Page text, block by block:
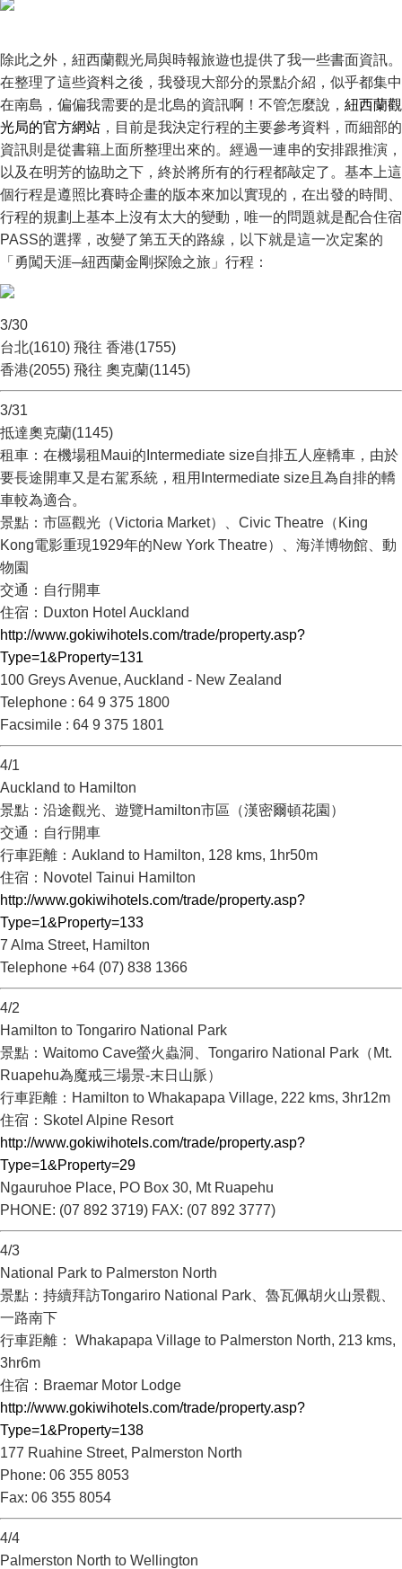
除此之外，紐西蘭觀光局與時報旅遊也提供了我一些書面資訊。
在整理了這些資料之後，我發現大部分的景點介紹，似乎都集中
在南島，偏偏我需要的是北島的資訊啊！不管怎麼說， 紐西蘭觀
光局的官方網站 ，目前是我決定行程的主要參考資料，而細部的
資訊則是從書籍上面所整理出來的。經過一連串的安排跟推演，
以及在明芳的協助之下，終於將所有的行程都敲定了。基本上這
個行程是遵照比賽時企畫的版本來加以實現的，在出發的時間、
行程的規劃上基本上沒有太大的變動，唯一的問題就是配合住宿
PASS的選擇，改變了第五天的路線，以下就是這一次定案的
「勇闖天涯─紐西蘭金剛探險之旅」行程：
3/30
台北(1610) 飛往 香港(1755)
香港(2055) 飛往 奧克蘭(1145)
3/31
抵達奧克蘭(1145)
租車：在機場租Maui的Intermediate size自排五人座轎車，由於
要長途開車又是右駕系統，租用Intermediate size且為自排的轎
車較為適合。
景點：市區觀光（Victoria Market）、Civic Theatre（King
Kong電影重現1929年的New York Theatre）、海洋博物館、動
物園
交通：自行開車
住宿：Duxton Hotel Auckland
http://www.gokiwihotels.com/trade/property.asp?
Type=1&Property=131
100 Greys Avenue, Auckland - New Zealand
Telephone : 64 9 375 1800
Facsimile : 64 9 375 1801
4/1
Auckland to Hamilton
景點：沿途觀光、遊覽Hamilton市區（漢密爾頓花園）
交通：自行開車
行車距離：Aukland to Hamilton, 128 kms, 1hr50m
住宿：Novotel Tainui Hamilton
http://www.gokiwihotels.com/trade/property.asp?
Type=1&Property=133
7 Alma Street, Hamilton
Telephone +64 (07) 838 1366
4/2
Hamilton to Tongariro National Park
景點：Waitomo Cave螢火蟲洞、Tongariro National Park（Mt.
Ruapehu為魔戒三場景-末日山脈）
行車距離：Hamilton to Whakapapa Village, 222 kms, 3hr12m
住宿：Skotel Alpine Resort
http://www.gokiwihotels.com/trade/property.asp?
Type=1&Property=29
Ngauruhoe Place, PO Box 30, Mt Ruapehu
PHONE: (07 892 3719) FAX: (07 892 3777)
4/3
National Park to Palmerston North
景點：持續拜訪Tongariro National Park、魯瓦佩胡火山景觀、
一路南下
行車距離： Whakapapa Village to Palmerston North, 213 kms,
3hr6m
住宿：Braemar Motor Lodge
http://www.gokiwihotels.com/trade/property.asp?
Type=1&Property=138
177 Ruahine Street, Palmerston North
Phone: 06 355 8053
Fax: 06 355 8054
4/4
Palmerston North to Wellington